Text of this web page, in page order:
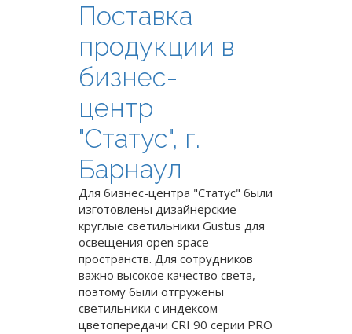
Поставка
продукции в
бизнес-
центр
"Статус", г.
Барнаул
Для бизнес-центра "Статус" были
изготовлены дизайнерские
круглые светильники Gustus для
освещения open space
пространств. Для сотрудников
важно высокое качество света,
поэтому были отгружены
светильники с индексом
цветопередачи CRI 90 серии PRO